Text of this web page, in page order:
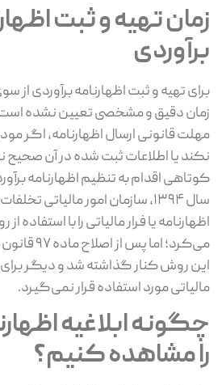
زمان تهیه و ثبت
برآوردی
برای تهیه و ثبت اظهارنامه برآوردی از
زمان دقیق و مشخصی تعیین نشده است.
مهلت قانونی ارسال اظهارنامه، اگر
نکند یا اطلاعات ثبت ‌شده در آن
کوتاهی اقدام به تنظیم اظهارنامه
سال ۱۳۹۴، سازمان امور مالیاتی
اظهارنامه یا فرار مالیاتی را با
می‌کرد؛ اما
این روش کنار گذاشته شد و دیگر برای
مالیاتی مورد استفاده قرار نمی‌گیرد.
چگونه ابلاغیه
را مشاهده کنیم؟